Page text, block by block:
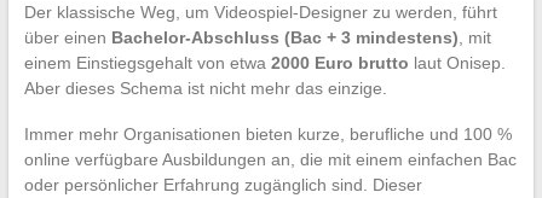
Der klassische Weg, um Videospiel-Designer zu werden, führt
über einen Bachelor-Abschluss (Bac + 3 mindestens) , mit
einem Einstiegsgehalt von etwa 2000 Euro brutto laut Onisep.
Aber dieses Schema ist nicht mehr das einzige.
Immer mehr Organisationen bieten kurze, berufliche und 100 %
online verfügbare Ausbildungen an, die mit einem einfachen Bac
oder persönlicher Erfahrung zugänglich sind. Dieser